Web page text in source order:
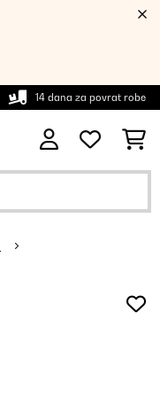
14 dana za povrat robe